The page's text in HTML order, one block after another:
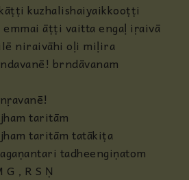
kuzhalishaiyaikkooṭṭi
āṭṭi vaitta engaḷ iṛaivā
niraivāhi oḷi miḷira
brndāvanam
taritām
taritām tatākiṭa
tadheengiṇatom
G , R S Ṇ